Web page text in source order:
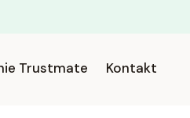
Trustmate Kontakt